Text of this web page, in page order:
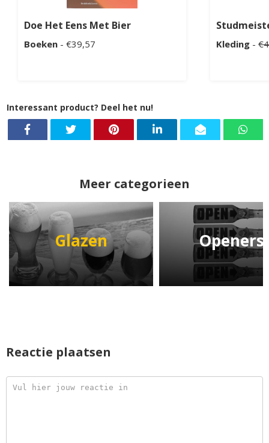
Doe Het Eens Met Bier
Boeken - €39,57 Kleding -
Interessant product? Deel het nu!
Meer categorieen
Glazen Openers
Reactie plaatsen